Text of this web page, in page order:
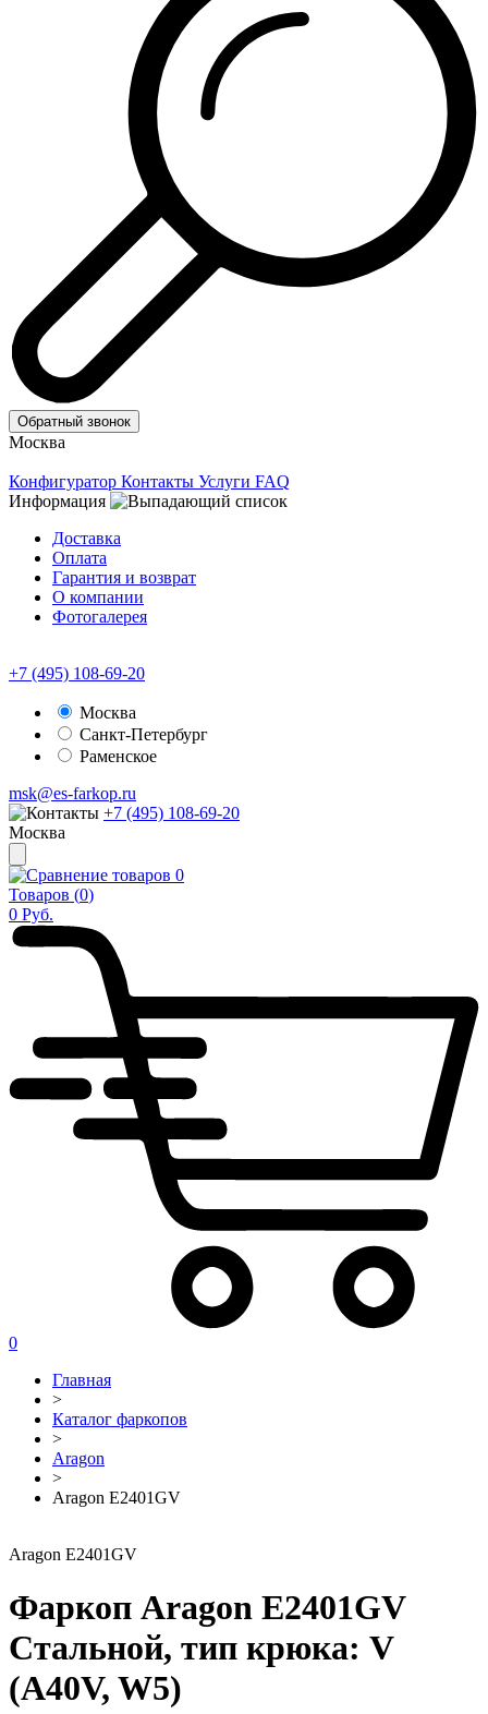
Обратный звонок
Москва
Конфигуратор Контакты Услуги FAQ
Информация
Доставка
Оплата
Гарантия и возврат
О компании
Фотогалерея
+7 (495) 108-69-20
Москва
Санкт-Петербург
Раменское
msk@es-farkop.ru
+7 (495) 108-69-20
Москва
0
Товаров (0)
0 Руб.
0
Главная
>
Каталог фаркопов
>
Aragon
>
Aragon E2401GV
Aragon E2401GV
Фаркоп Aragon E2401GV
Стальной, тип крюка: V
(A40V, W5)